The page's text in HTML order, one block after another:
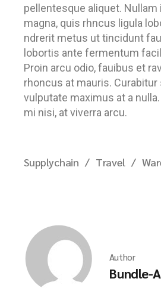
pellentesque aliquet.
magna, quis rhncus ligula
ndrerit metus ut tincidunt
lobortis ante fermentum
Proin arcu odio, fauibus et
rhoncus at mauris. Curabitur
vulputate maximus at a
mi nisi, at viverra arcu.
Supplychain Travel
Author
Bundle-